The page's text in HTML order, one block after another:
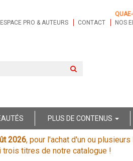
ESPACE PRO & AUTEURS CONTACT
NOS
PLUS DE CONTENUS
2026, pour l'achat d'un ou
titres de notre catalogue !